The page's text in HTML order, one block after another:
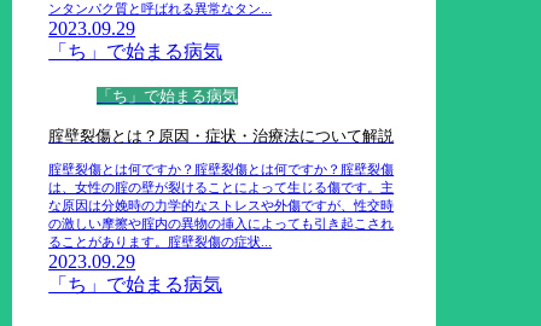
ンタンパク質と呼ばれる異常なタン...
2023.09.29
「ち」で始まる病気
「ち」で始まる病気
腟壁裂傷とは？原因・症状・治療法について解説
腟壁裂傷とは何ですか？腟壁裂傷とは何ですか？腟壁裂傷
は、女性の腟の壁が裂けることによって生じる傷です。主
な原因は分娩時の力学的なストレスや外傷ですが、性交時
の激しい摩擦や腟内の異物の挿入によっても引き起こされ
ることがあります。腟壁裂傷の症状...
2023.09.29
「ち」で始まる病気